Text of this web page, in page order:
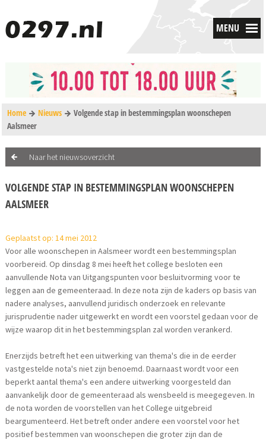
MENU
Home Nieuws
Volgende stap in bestemmingsplan woonschepen
Aalsmeer
Naar het nieuwsoverzicht
VOLGENDE STAP IN BESTEMMINGSPLAN WOONSCHEPEN
AALSMEER
Geplaatst op: 14 mei 2012
Voor alle woonschepen in Aalsmeer wordt een bestemmingsplan
voorbereid. Op dinsdag 8 mei heeft het college besloten een
aanvullende Nota van Uitgangspunten voor besluitvorming voor te
leggen aan de gemeenteraad. In deze nota zijn de kaders op basis van
nadere analyses, aanvullend juridisch onderzoek en relevante
jurisprudentie nader uitgewerkt en wordt een voorstel gedaan voor de
wijze waarop dit in het bestemmingsplan zal worden verankerd.
Enerzijds betreft het een uitwerking van thema's die in de eerder
vastgestelde nota's niet zijn benoemd. Daarnaast wordt voor een
beperkt aantal thema's een andere uitwerking voorgesteld dan
aanvankelijk door de gemeenteraad als wensbeeld is meegegeven. In
de nota worden de voorstellen van het College uitgebreid
beargumenteerd. Het betreft onder andere een voorstel voor het
positief bestemmen van woonschepen die groter zijn dan de